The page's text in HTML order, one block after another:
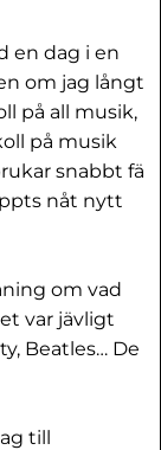
en dag i en
om jag långt
på all musik,
på musik
snabbt fä
nåt nytt
om vad
var jävligt
Beatles… De
till